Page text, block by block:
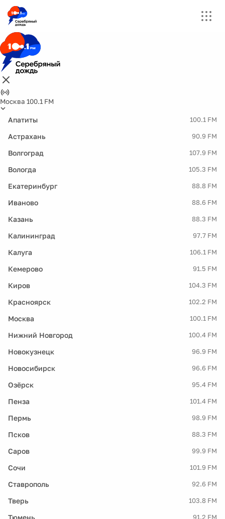
Москва 100.1 FM
Апатиты 100.1 FM
Астрахань 90.9 FM
Волгоград 107.9 FM
Вологда 105.3 FM
Екатеринбург 88.8 FM
Иваново 88.6 FM
Казань 88.3 FM
Калининград 97.7 FM
Калуга 106.1 FM
Кемерово 91.5 FM
Киров 104.3 FM
Красноярск 102.2 FM
Москва 100.1 FM
Нижний Новгород 100.4 FM
Новокузнецк 96.9 FM
Новосибирск 96.6 FM
Озёрск 95.4 FM
Пенза 101.4 FM
Пермь 98.9 FM
Псков 88.3 FM
Саров 99.9 FM
Сочи 101.9 FM
Ставрополь 92.6 FM
Тверь 103.8 FM
Тюмень 91.2 FM